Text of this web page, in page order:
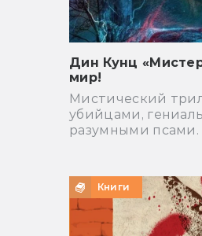
Дин Кунц
мир!
Мистический
убийцами,
разумными псами.
Книги